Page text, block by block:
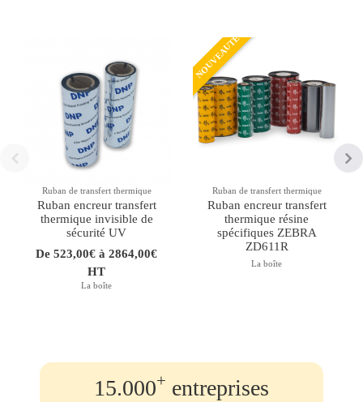
Ruban de transfert thermique
Ruban encreur transfert
thermique invisible de
sécurité UV
De 523,00€ à 2864,00€
HT
La boîte
NOUVEAUTÉ
Ruban de transfert thermique
Ruban encreur transfert
thermique résine
spécifiques ZEBRA
ZD611R
La boîte
15.000+ entreprises